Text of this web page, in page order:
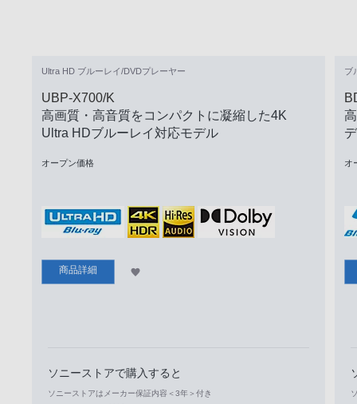
Ultra HD ブルーレイ/DVDプレーヤー
UBP-X700/K
高画質・高音質をコンパクトに凝縮した4K
Ultra HDブルーレイ対応モデル
オープン価格
商品詳細
ソニーストアで購入すると
ソニーストアはメーカー保証内容＜3年＞付き
ブ
オ